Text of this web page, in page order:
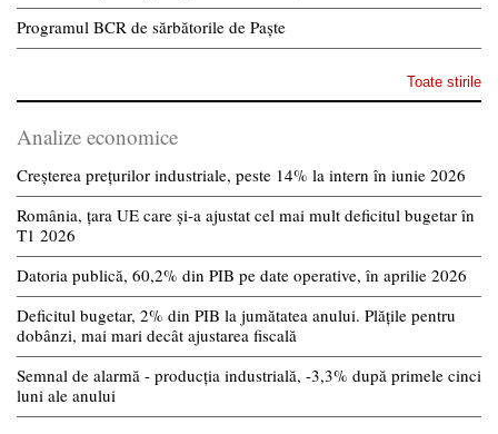
Programul BCR de sărbătorile de Paște
Toate stirile
Analize economice
Creșterea prețurilor industriale, peste 14% la intern în iunie 2026
România, țara UE care și-a ajustat cel mai mult deficitul bugetar în
T1 2026
Datoria publică, 60,2% din PIB pe date operative, în aprilie 2026
Deficitul bugetar, 2% din PIB la jumătatea anului. Plățile pentru
dobânzi, mai mari decât ajustarea fiscală
Semnal de alarmă - producția industrială, -3,3% după primele cinci
luni ale anului